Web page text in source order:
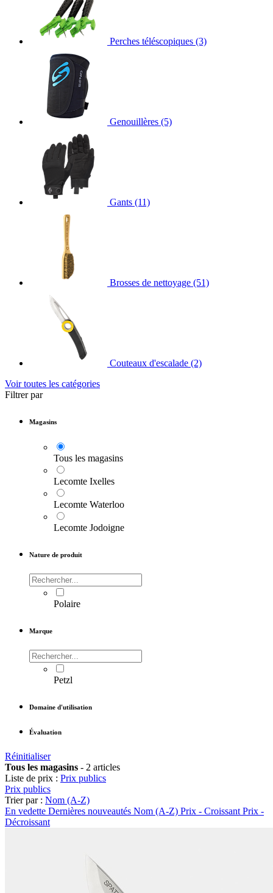
Perches téléscopiques (3)
Genouillères (5)
Gants (11)
Brosses de nettoyage (51)
Couteaux d'escalade (2)
Voir toutes les catégories
Filtrer par
Magasins
Tous les magasins
Lecomte Ixelles
Lecomte Waterloo
Lecomte Jodoigne
Nature de produit
Polaire
Marque
Petzl
Domaine d'utilisation
Évaluation
Réinitialiser
Tous les magasins - 2 articles
Liste de prix : Prix publics
Prix publics
Trier par : Nom (A-Z)
En vedette Dernières nouveautés Nom (A-Z) Prix - Croissant Prix -
Décroissant